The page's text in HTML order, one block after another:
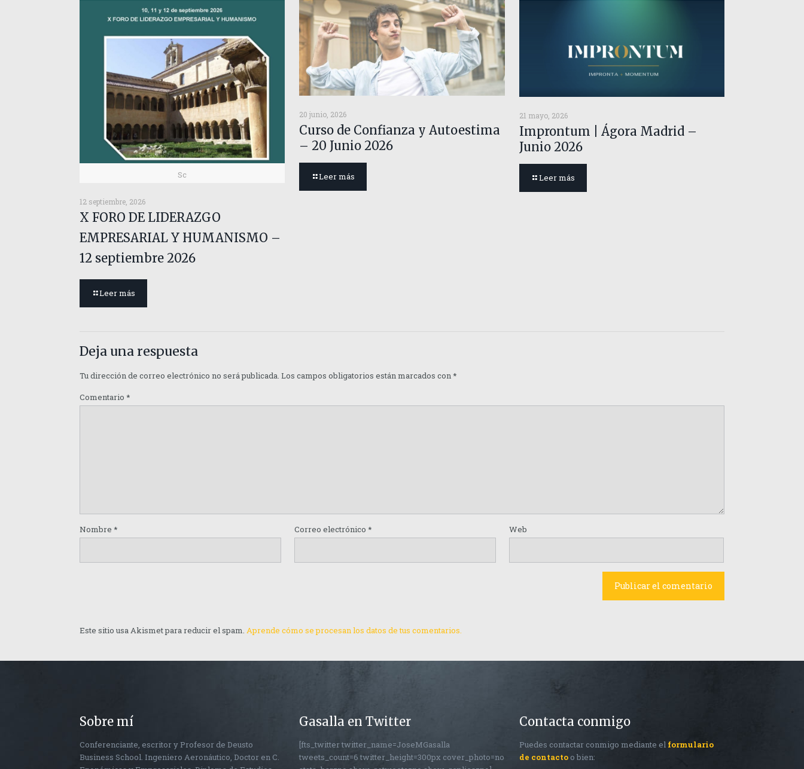
Sc
12 septiembre, 2026
X FORO DE LIDERAZGO
EMPRESARIAL Y HUMANISMO –
12 septiembre 2026
Leer más
20 junio, 2026
Curso de Confianza y Autoestima
– 20 Junio 2026
Leer más
21 mayo, 2026
Improntum | Ágora Madrid –
Junio 2026
Leer más
Deja una respuesta
Tu dirección de correo electrónico no será publicada. Los campos obligatorios están marcados con*
Comentario *
Nombre * Correo electrónico * Web
Este sitio usa Akismet para reducir el spam. Aprende cómo se procesan los datos de tus comentarios.
Sobre mí
Conferenciante, escritor y Profesor de Deusto
Business School. Ingeniero Aeronáutico, Doctor en C.
Gasalla en Twitter
[fts_twitter twitter_name=JoseMGasalla
tweets_count=6 twitter_height=300px cover_photo=no
Contacta conmigo
Puedes contactar conmigo mediante el formulario
de contactoo bien: